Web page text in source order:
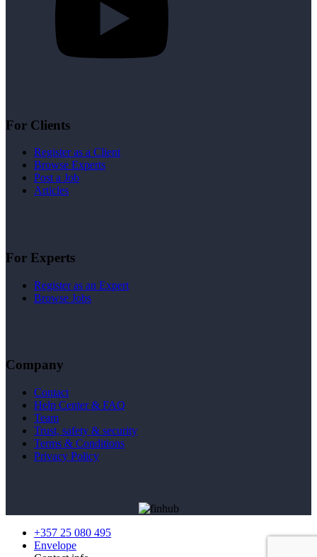
For Clients
Register as a Client
Browse Experts
Post a Job
Articles
For Experts
Register as an Expert
Browse Jobs
Company
Contact
Help Center & FAQ
Team
Trust, safety & security
Terms & Conditions
Privacy Policy
+357 25 080 495
Envelope